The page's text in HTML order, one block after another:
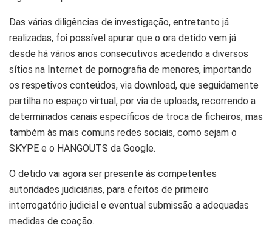
Das várias diligências de investigação, entretanto já
realizadas, foi possível apurar que o ora detido vem já
desde há vários anos consecutivos acedendo a diversos
sítios na Internet de pornografia de menores, importando
os respetivos conteúdos, via download, que seguidamente
partilha no espaço virtual, por via de uploads, recorrendo a
determinados canais específicos de troca de ficheiros, mas
também às mais comuns redes sociais, como sejam o
SKYPE e o HANGOUTS da Google.
O detido vai agora ser presente às competentes
autoridades judiciárias, para efeitos de primeiro
interrogatório judicial e eventual submissão a adequadas
medidas de coação.